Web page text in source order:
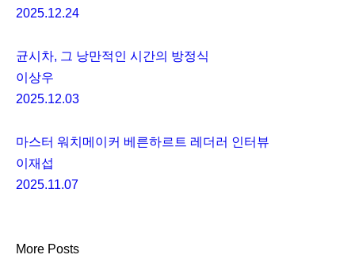
2025.12.24
균시차, 그 낭만적인 시간의 방정식
이상우
2025.12.03
마스터 워치메이커 베른하르트 레더러 인터뷰
이재섭
2025.11.07
More Posts